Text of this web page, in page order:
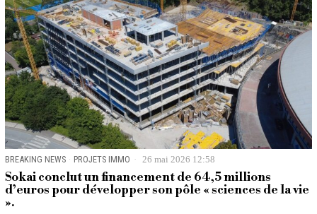
BREAKING NEWS · PROJETS IMMO 26 mai 2026 12:58
Sokai conclut un financement de 64,5 millions
d’euros pour développer son pôle « sciences de la vie
».